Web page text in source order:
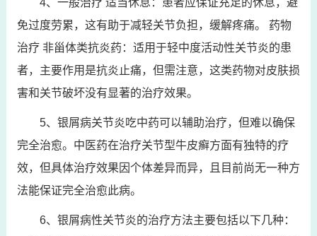
4、一般治疗 适当休息：患者应保证充足的休息，避
免过度劳累，这有助于减轻关节负担，缓解疼痛。 药物
治疗 非甾体类抗炎药：适用于轻中度活动性关节炎的患
者，主要作用是抗炎止痛，但需注意，这类药物对皮肤损
害和关节破坏没有显著的治疗效果。
5、银屑病关节炎吃中药可以辅助治疗，但难以确保
完全治愈。中医药在治疗关节型牛皮癣方面有独特的疗
效，但具体治疗效果因个体差异而异，且目前尚无一种方
法能保证完全治愈此病。
6、银屑病性关节炎的治疗方法主要包括以下几种：